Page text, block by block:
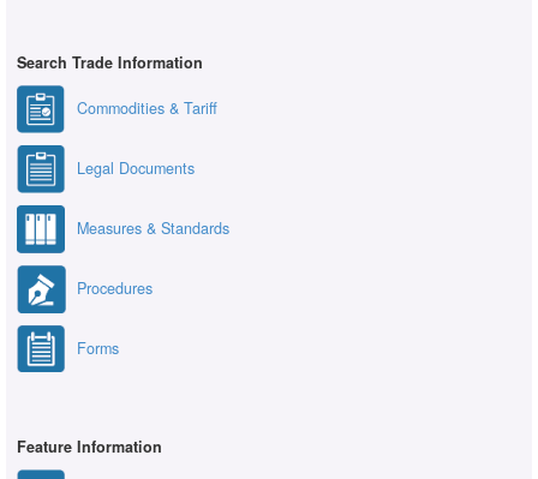
Search Trade Information
Commodities & Tariff
Legal Documents
Measures & Standards
Procedures
Forms
Feature Information